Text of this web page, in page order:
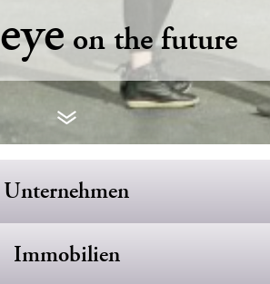
eye on the future
Unternehmen
Immobilien